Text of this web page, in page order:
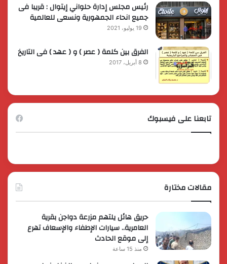
رئيس مجلس إدارة حلواني إيتوال : قريبا فى
جميع انحاء الجمهورية ونسعى للعالمية
19 يوليو، 2021
الفرق بين كلمة ( عصر ) و ( عهد ) فى التاريخ
8 أبريل، 2017
تابعنا على فيسبوك
مقالات مختارة
حريق هائل يلتهم مزرعة دواجن بقرية
العامرية.. سيارات الإطفاء والإسعاف تهرع
إلى موقع الحادث
منذ 15 ساعة